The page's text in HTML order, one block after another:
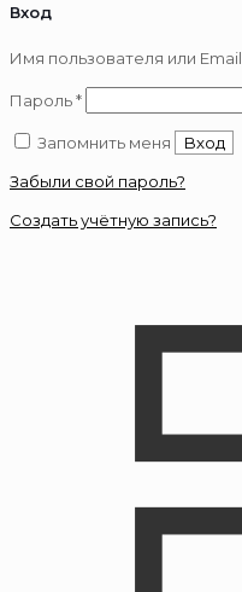
Вход
Имя пользователя или Email
Пароль*Обязательно
Запомнить меня
Вход
Забыли свой пароль?
Создать учётную запись?